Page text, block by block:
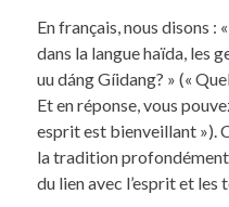
En français, nous disons :
dans la langue haïda, les
uu dáng Gíidang? » («
Et en réponse, vous
esprit est bienveillant »).
la tradition
du lien avec l’esprit et les